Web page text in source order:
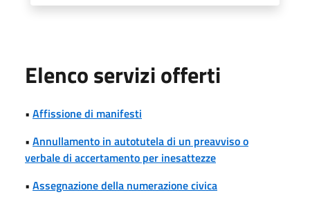
Elenco servizi offerti
• Affissione di manifesti
• Annullamento in autotutela di un preavviso o
verbale di accertamento per inesattezze
• Assegnazione della numerazione civica